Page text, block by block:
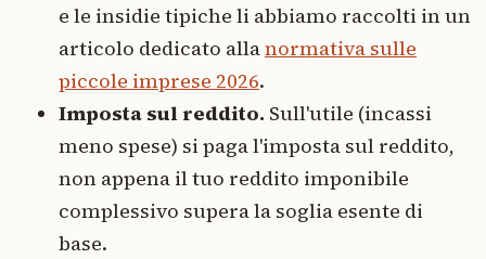
e le insidie tipiche li abbiamo raccolti in un
articolo dedicato allanormativa sulle
piccole imprese 2026.
Imposta sul reddito. Sull'utile (incassi
meno spese) si paga l'imposta sul reddito,
non appena il tuo reddito imponibile
complessivo supera la soglia esente di
base.